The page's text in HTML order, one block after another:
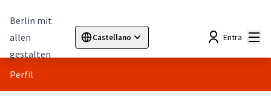
Berlin mit
allen
gestalten
Castellano
Sprache wählenChoose language Elegir el idioma
Entra
Perfil